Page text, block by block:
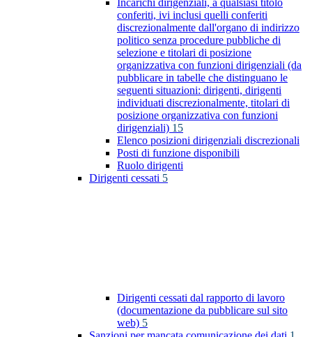
Incarichi dirigenziali, a qualsiasi titolo
conferiti, ivi inclusi quelli conferiti
discrezionalmente dall'organo di indirizzo
politico senza procedure pubbliche di
selezione e titolari di posizione
organizzativa con funzioni dirigenziali (da
pubblicare in tabelle che distinguano le
seguenti situazioni: dirigenti, dirigenti
individuati discrezionalmente, titolari di
posizione organizzativa con funzioni
dirigenziali) 15
Elenco posizioni dirigenziali discrezionali
Posti di funzione disponibili
Ruolo dirigenti
Dirigenti cessati 5
Dirigenti cessati dal rapporto di lavoro
(documentazione da pubblicare sul sito
web) 5